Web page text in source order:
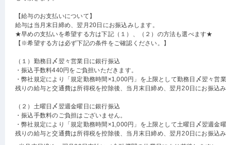
【給与のお支払いについて】
給与は当月末日締め、翌月20日にお振込みします。
★早めの支払いを希望する方は下記（１）、（２）の方法も選べます★
【※希望する方は必ず下記の条件をご確認ください。】
（１）勤務日〆翌々営業日に銀行振込
・振込手数料440円をご負担いただきます。
・弊社規定により「規定勤務時間×1,000円」を上限として勤務日〆翌々営
残りの給与と交通費は所得税を控除後、当月末日締め、翌月20日にお振込
（２）土曜日〆翌週金曜日に銀行振込
・振込手数料のご負担はございません。
・弊社規定により「規定勤務時間×1,000円」を上限として土曜日〆翌週金
残りの給与と交通費は所得税を控除後、当月末日締め、翌月20日にお振込